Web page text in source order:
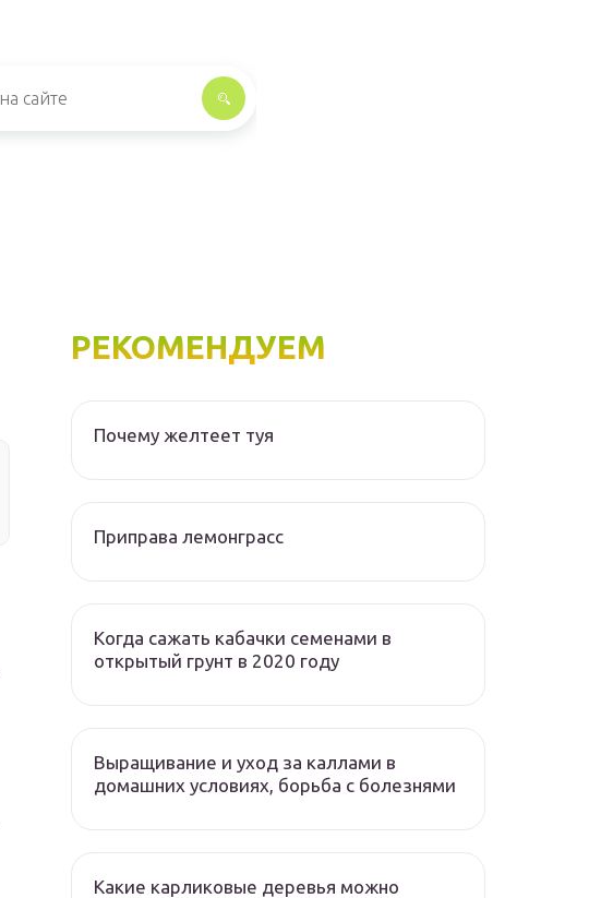
РЕКОМЕНДУЕМ
Почему желтеет туя
Приправа лемонграсс
Когда сажать кабачки семенами в
открытый грунт в 2020 году
Выращивание и уход за каллами в
домашних условиях, борьба с болезнями
Какие карликовые деревья можно